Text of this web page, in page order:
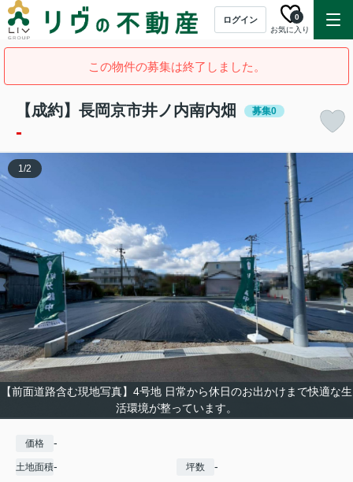
ログイン
お気に入り
0
この物件の募集は終了しました。
【成約】長岡京市井ノ内南内畑 募集0
-
【前面道路含む現地写真】4号地 日常から休日のお出かけまで快適な生
活環境が整っています。
1/2
価格 -
土地面積- 坪数 -